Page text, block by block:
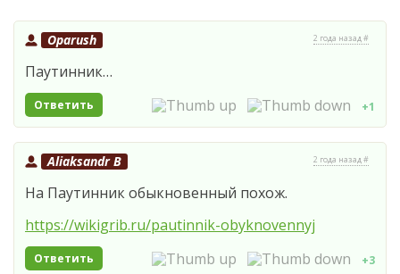
Oparush 2 года назад #
Паутинник…
Ответить +1
Aliaksandr B 2 года назад #
На Паутинник обыкновенный похож.
https://wikigrib.ru/pautinnik-obyknovennyj
Ответить +3